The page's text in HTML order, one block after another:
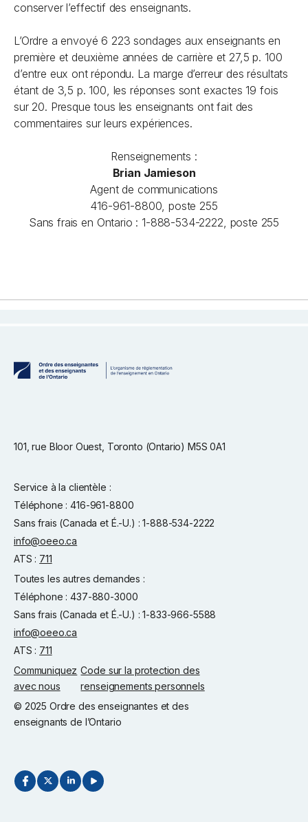
conserver l’effectif des enseignants.
L’Ordre a envoyé 6 223 sondages aux enseignants en
première et deuxième années de carrière et 27,5 p. 100
d’entre eux ont répondu. La marge d’erreur des résultats
étant de 3,5 p. 100, les réponses sont exactes 19 fois
sur 20. Presque tous les enseignants ont fait des
commentaires sur leurs expériences.
Renseignements :
Brian Jamieson
Agent de communications
416-961-8800, poste 255
Sans frais en Ontario : 1-888-534-2222, poste 255
101, rue Bloor Ouest, Toronto (Ontario) M5S 0A1
Service à la clientèle :
Téléphone : 416-961-8800
Sans frais (Canada et É.-U.) : 1-888-534-2222
info@oeeo.ca
ATS : 711
Toutes les autres demandes :
Téléphone : 437-880-3000
Sans frais (Canada et É.-U.) : 1-833-966-5588
info@oeeo.ca
ATS : 711
Communiquez
avec nous
Code sur la protection des
renseignements personnels
© 2025 Ordre des enseignantes et des
enseignants de l’Ontario